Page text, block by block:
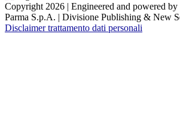
Copyright 2026 | Engineered and powered
Parma S.p.A. | Divisione Publishing & New
Disclaimer trattamento dati personali